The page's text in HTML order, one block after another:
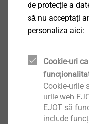
Aplicații
Șurub special
elementelor de
oțel 1,5-5 mm
Proprietăți
de protecție a
să nu acceptați
personaliza aici:
Cookie-uri
Cookie-urile
urile web
EJOT să
include